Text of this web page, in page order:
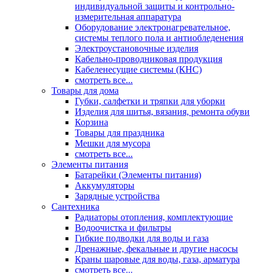
индивидуальной защиты и контрольно-
измерительная аппаратура
Оборудование электронагревательное,
системы теплого пола и антиобледенения
Электроустановочные изделия
Кабельно-проводниковая продукция
Кабеленесущие системы (КНС)
смотреть все...
Товары для дома
Губки, салфетки и тряпки для уборки
Изделия для шитья, вязания, ремонта обуви
Корзина
Товары для праздника
Мешки для мусора
смотреть все...
Элементы питания
Батарейки (Элементы питания)
Аккумуляторы
Зарядные устройства
Сантехника
Радиаторы отопления, комплектующие
Водоочистка и фильтры
Гибкие подводки для воды и газа
Дренажные, фекальные и другие насосы
Краны шаровые для воды, газа, арматура
смотреть все...